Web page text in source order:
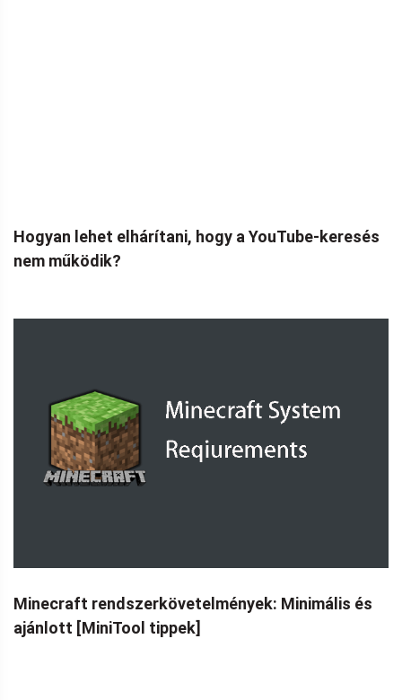
Hogyan lehet elhárítani, hogy a YouTube-keresés
nem működik?
Minecraft rendszerkövetelmények: Minimális és
ajánlott [MiniTool tippek]